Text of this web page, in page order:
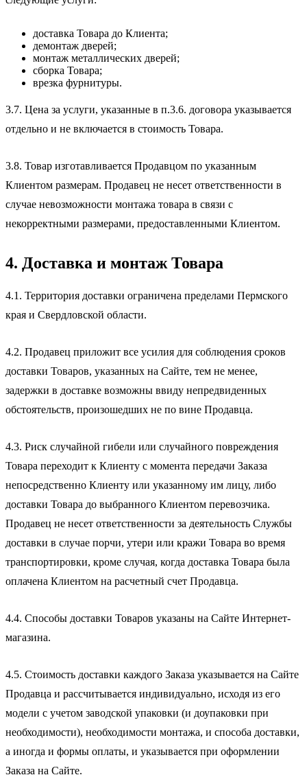
доставка Товара до Клиента;
демонтаж дверей;
монтаж металлических дверей;
сборка Товара;
врезка фурнитуры.
3.7. Цена за услуги, указанные в п.3.6. договора указывается
отдельно и не включается в стоимость Товара.
3.8. Товар изготавливается Продавцом по указанным
Клиентом размерам. Продавец не несет ответственности в
случае невозможности монтажа товара в связи с
некорректными размерами, предоставленными Клиентом.
4. Доставка и монтаж Товара
4.1. Территория доставки ограничена пределами Пермского
края и Свердловской области.
4.2. Продавец приложит все усилия для соблюдения сроков
доставки Товаров, указанных на Сайте, тем не менее,
задержки в доставке возможны ввиду непредвиденных
обстоятельств, произошедших не по вине Продавца.
4.3. Риск случайной гибели или случайного повреждения
Товара переходит к Клиенту с момента передачи Заказа
непосредственно Клиенту или указанному им лицу, либо
доставки Товара до выбранного Клиентом перевозчика.
Продавец не несет ответственности за деятельность Службы
доставки в случае порчи, утери или кражи Товара во время
транспортировки, кроме случая, когда доставка Товара была
оплачена Клиентом на расчетный счет Продавца.
4.4. Способы доставки Товаров указаны на Сайте Интернет-
магазина.
4.5. Стоимость доставки каждого Заказа указывается на Сайте
Продавца и рассчитывается индивидуально, исходя из его
модели с учетом заводской упаковки (и доупаковки при
необходимости), необходимости монтажа, и способа доставки,
а иногда и формы оплаты, и указывается при оформлении
Заказа на Сайте.